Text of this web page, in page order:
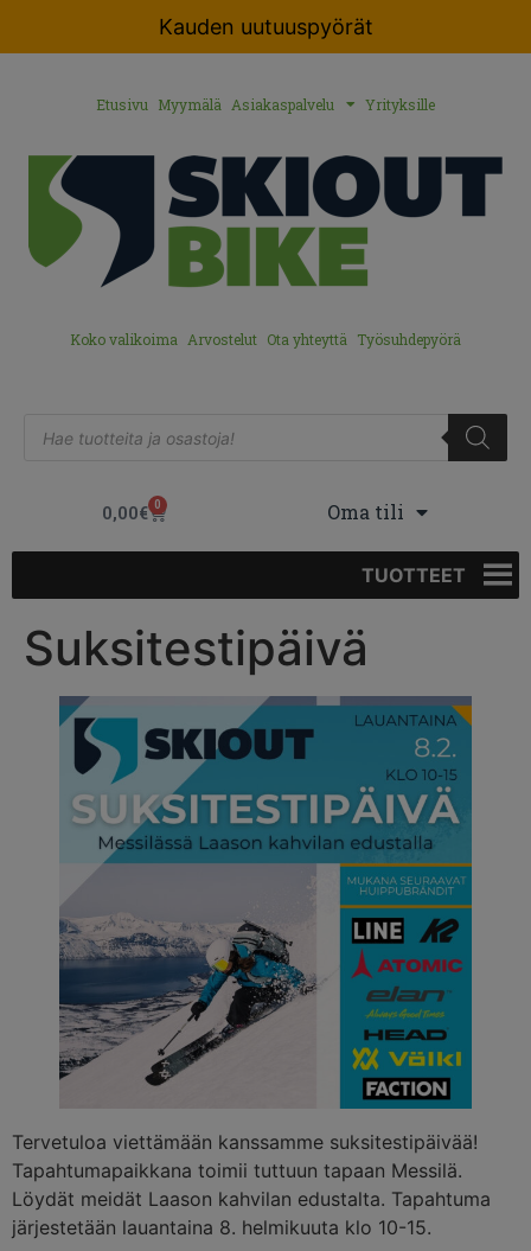
Kauden uutuuspyörät
Etusivu Myymälä Asiakaspalvelu Yrityksille
Koko valikoima Arvostelut Ota yhteyttä Työsuhdepyörä
0,00€ 0 Oma tili
TUOTTEET
Suksitestipäivä
Tervetuloa viettämään kanssamme suksitestipäivää!
Tapahtumapaikkana toimii tuttuun tapaan Messilä.
Löydät meidät Laason kahvilan edustalta. Tapahtuma
järjestetään lauantaina 8. helmikuuta klo 10-15.